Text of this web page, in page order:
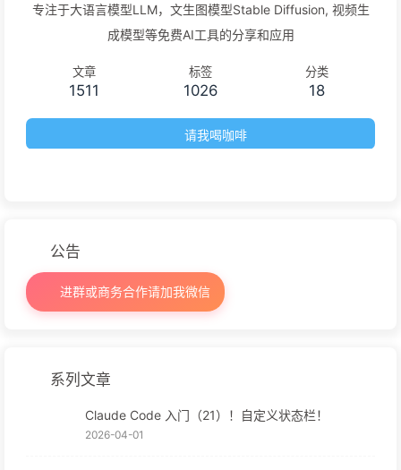
专注于大语言模型LLM，文生图模型Stable Diffusion, 视频生
成模型等免费AI工具的分享和应用
文章
1511
标签
1026
分类
18
请我喝咖啡
公告
进群或商务合作请加我微信
系列文章
Claude Code 入门（21）！自定义状态栏！
2026-04-01